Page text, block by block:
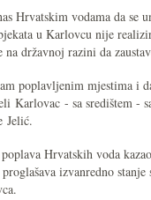
Hrvatskim vodama da se
u Karlovcu nije
državnoj razini da
poplavljenim mjestima i
Karlovac - sa središtem -
Jelić.
Hrvatskih voda
izvanredno